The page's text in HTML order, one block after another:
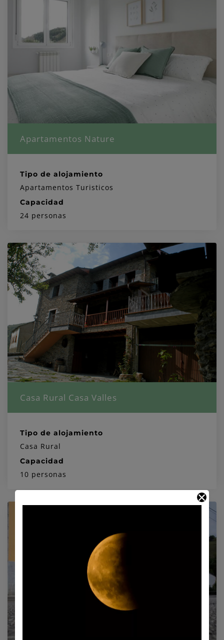
Apartamentos Nature
Tipo de alojamiento
Apartamentos Turisticos
Capacidad
24 personas
Casa Rural Casa Valles
Tipo de alojamiento
Casa Rural
Capacidad
10 personas